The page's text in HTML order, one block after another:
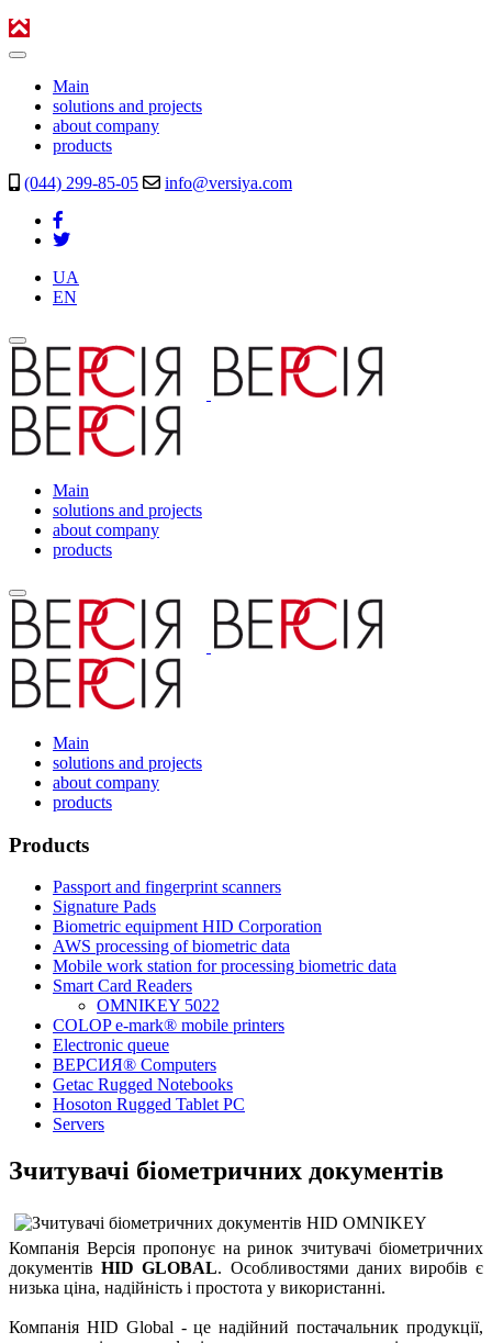
Main
solutions and projects
about company
products
(044) 299-85-05
info@versiya.com
UA
EN
Main
solutions and projects
about company
products
Main
solutions and projects
about company
products
Products
Passport and fingerprint scanners
Signature Pads
Biometric equipment HID Corporation
AWS processing of biometric data
Mobile work station for processing biometric data
Smart Card Readers
OMNIKEY 5022
COLOP e-mark® mobile printers
Electronic queue
ВЕРСИЯ® Computers
Getac Rugged Notebooks
Hosoton Rugged Tablet PC
Servers
Зчитувачі біометричних документів
Компанія Версія пропонує на ринок зчитувачі біометричних
документівHID GLOBAL. Особливостями даних виробів є
низька ціна, надійність і простота у використанні.
Компанія HID Global - це надійний постачальник продукції,